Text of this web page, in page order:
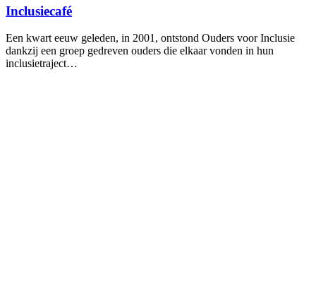
Inclusiecafé
Een kwart eeuw geleden, in 2001, ontstond Ouders voor Inclusie
dankzij een groep gedreven ouders die elkaar vonden in hun
inclusietraject…